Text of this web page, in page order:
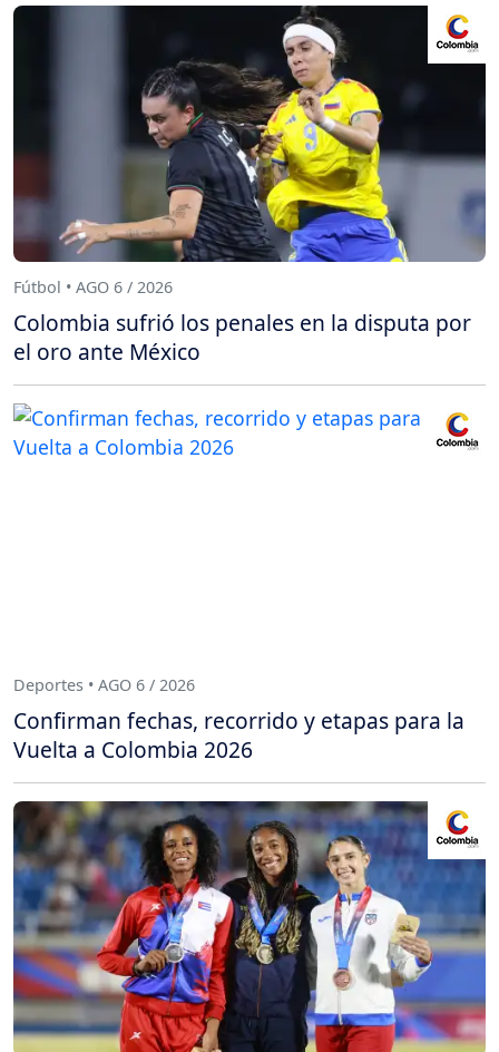
Fútbol • AGO 6 / 2026
Colombia sufrió los penales en la disputa por
el oro ante México
Deportes • AGO 6 / 2026
Confirman fechas, recorrido y etapas para la
Vuelta a Colombia 2026